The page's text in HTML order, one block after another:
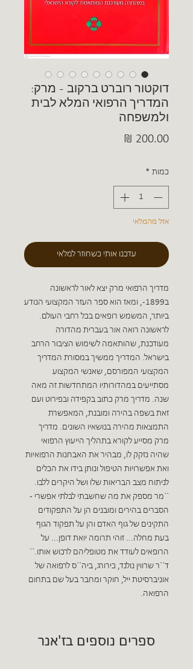
דוקטור רוברט ברקוב - מרק:
המדריך הרפואי המלא לבית
ולמשפחה
כמות *
אזל מהמלאי
עדכנו אותי כשחוזר למלאי
מדריך הרפואי מרק יצא לאור לראשונה
ב1899-, ומאז הוא ספר העזר המקצועי הנודע
ביותר, המשמש רופאים בכל רחבי העולם.
לראשונה רואה אור בעברית מהדורה
מעודכנת, שהותאמה לשימוש הציבור הרחב
בישראל. המדריך ממשיך במסורת המדריך
המקצועי המפורסם, שאנשי המקצוע
מסתייעים במהדורותיו המתחדשות זה מאה
שנה. מדריך מרק כתוב בקפידה ובפירוט ועם
זאת בשפה בהירה ומובנת, המאפשרת
התמצאות מהירה בנושאיו השונים. מדריך
מרק מסייע לקורא בתהליך הייעוץ הרפואי
שהיה נזקק לו, מבהיר את האבחנות הרפואיות
ואת אפשרויות הטיפול ונותן בידו את הכלים
לניתוח מצב הבריאות שלו ושל היקרים ללבו.
``מר מספק את מה שחשבתי לבלתי אפשרי -
הסברים בהירים ומובנים הן על התפקודים
התקינים של גוף האדם והן על תפקוד הגוף
בעת מחלה... זוהי תרומה יואת דופן... על
הרופאים לעודד את מטופליהם לרכוש אותו.``
ד``ר שרווין נולנד, כירורג, ביה``ס לרפואה של
אוניברסיטת ייל, חוקר ומחבר בעל שם בתחום
הרפואה.
ספרים נוספים בז'אנר